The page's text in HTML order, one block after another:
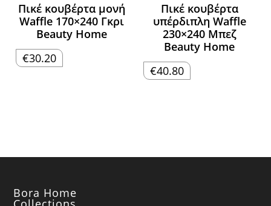
Πικέ κουβέρτα μονή
Waffle 170×240 Γκρι
Beauty Home
€30.20
Πικέ κουβέρτα
υπέρδιπλη Waffle
230×240 Μπεζ
Beauty Home
€40.80
Bora Home